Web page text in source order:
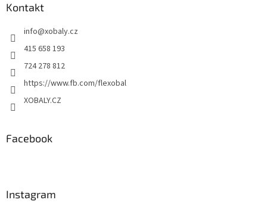
Kontakt
info@xobaly.cz
415 658 193
724 278 812
https://www.fb.com/flexobal
XOBALY.CZ
Facebook
Instagram